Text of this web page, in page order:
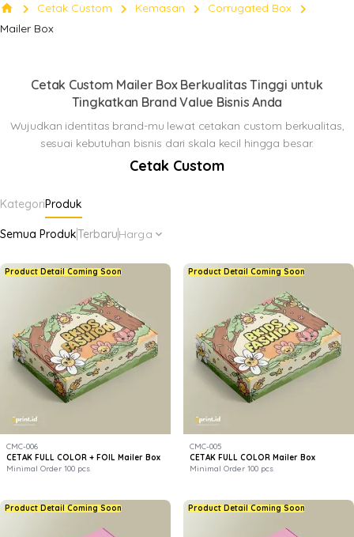
home chevron_right Cetak Custom chevron_right Kemasan chevron_right Corrugated Box chevron_right
Mailer Box
Cetak Custom Mailer Box Berkualitas Tinggi untuk
Tingkatkan Brand Value Bisnis Anda
Wujudkan identitas brand-mu lewat cetakan custom berkualitas,
sesuai kebutuhan bisnis dari skala kecil hingga besar.
Cetak Custom
KategoriProduk
Semua ProdukTerbaruHarga expand_more
Product Detail Coming Soon
CMC-006
CETAK FULL COLOR + FOIL Mailer Box
Minimal Order 100 pcs
Product Detail Coming Soon
CMC-005
CETAK FULL COLOR Mailer Box
Minimal Order 100 pcs
Product Detail Coming Soon Product Detail Coming Soon